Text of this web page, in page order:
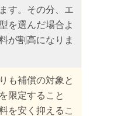
す。その分、エ
を選んだ場合よ
が割高になりま
も補償の対象と
限定すること
を安く抑えるこ